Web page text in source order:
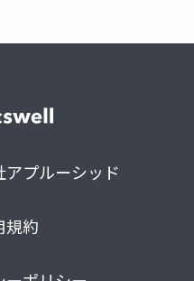
プルーシッド
規約